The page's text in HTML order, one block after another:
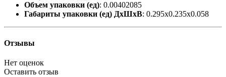
Объем упаковки (ед): 0.00402085
Габариты упаковки (ед) ДхШхВ: 0.295x0.235x0.058
Отзывы
Нет оценок
Оставить отзыв